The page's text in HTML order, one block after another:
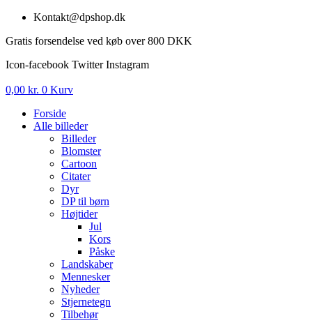
Videre
indhold
Kontakt@dpshop.dk
Gratis forsendelse ved køb over 800 DKK
Icon-facebook Twitter Instagram
0,00 kr. 0 Kurv
Forside
Alle billeder
Billeder
Blomster
Cartoon
Citater
Dyr
DP til børn
Højtider
Jul
Kors
Påske
Landskaber
Mennesker
Nyheder
Stjernetegn
Tilbehør